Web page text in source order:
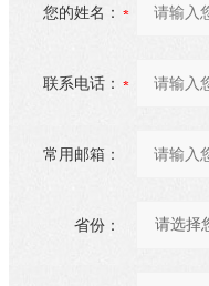
您的姓名：
联系电话：
常用邮箱：
省份：